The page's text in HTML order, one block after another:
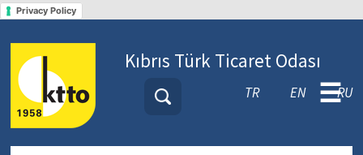
Privacy Policy
Kıbrıs Türk Ticaret Odası
TR EN RU
☰